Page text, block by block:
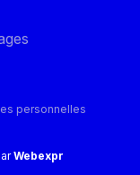
personnelles
Webexpr